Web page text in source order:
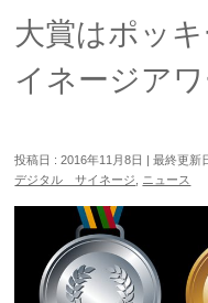
大賞はポッ
イネージア
投稿日 : 2016年11月8日 最終更新
デジタル サイネージ
ニュース